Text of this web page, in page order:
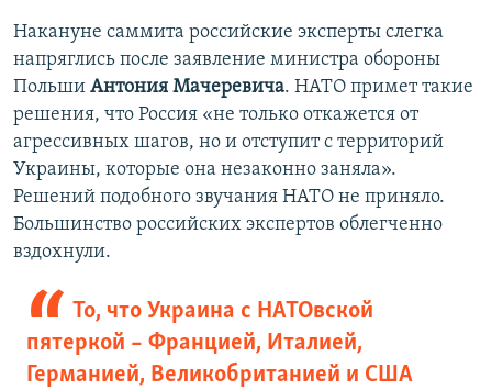
Накануне саммита российские эксперты слегка
напряглись после заявление министра обороны
Польши Антония Мачеревича. НАТО примет такие
решения, что Россия «не только откажется от
агрессивных шагов, но и отступит с территорий
Украины, которые она незаконно заняла».
Решений подобного звучания НАТО не приняло.
Большинство российских экспертов облегченно
вздохнули.
То, что Украина с НАТОвской
пятеркой – Францией, Италией,
Германией, Великобританией и США